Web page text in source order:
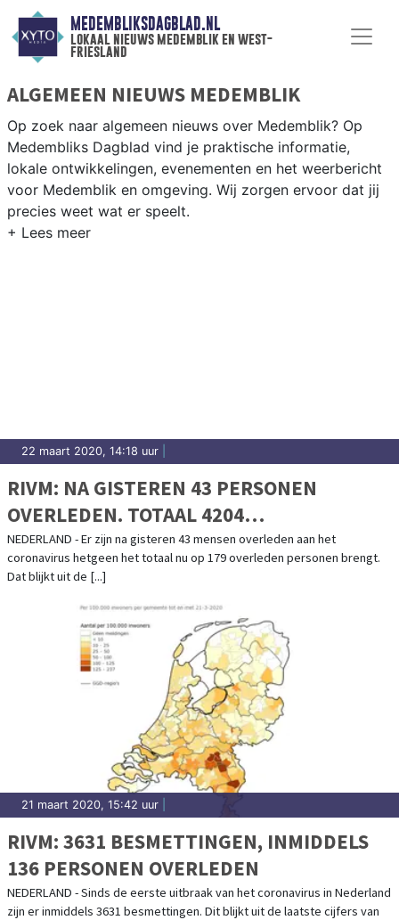
MEDEMBLIKSDAGBLAD.NL
lokaal nieuws medemblik en west-
friesland
ALGEMEEN NIEUWS MEDEMBLIK
Op zoek naar algemeen nieuws over Medemblik? Op
Medembliks Dagblad vind je praktische informatie,
lokale ontwikkelingen, evenementen en het weerbericht
voor Medemblik en omgeving. Wij zorgen ervoor dat jij
precies weet wat er speelt.
22 maart 2020, 14:18 uur
RIVM: NA GISTEREN 43 PERSONEN
OVERLEDEN. TOTAAL 4204
BESMETTINGEN
NEDERLAND - Er zijn na gisteren 43 mensen overleden aan het
coronavirus hetgeen het totaal nu op 179 overleden personen brengt.
Dat blijkt uit de [...]
21 maart 2020, 15:42 uur
RIVM: 3631 BESMETTINGEN, INMIDDELS
136 PERSONEN OVERLEDEN
NEDERLAND - Sinds de eerste uitbraak van het coronavirus in Nederland
zijn er inmiddels 3631 besmettingen. Dit blijkt uit de laatste cijfers van